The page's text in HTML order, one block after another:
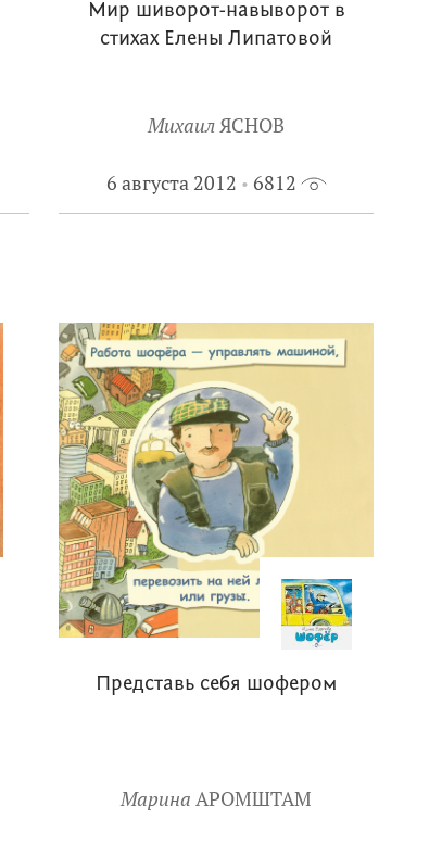
Мир шиворот-навыворот в
стихах Елены Липатовой
МихаилЯСНОВ
6 августа 2012 6812
Представь себя шофером
Марина АРОМШТАМ